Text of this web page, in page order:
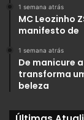
1 semana atrás
MC Leozinho
manifesto de
1 semana atrás
De manicure
transforma
beleza